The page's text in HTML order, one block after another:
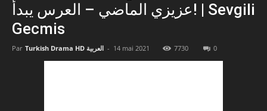
عزيزي الماضي – العرس يبدأ! | Sevgili
Gecmis
Par Turkish Drama HD العربية - 14 mai 2021 7730 0